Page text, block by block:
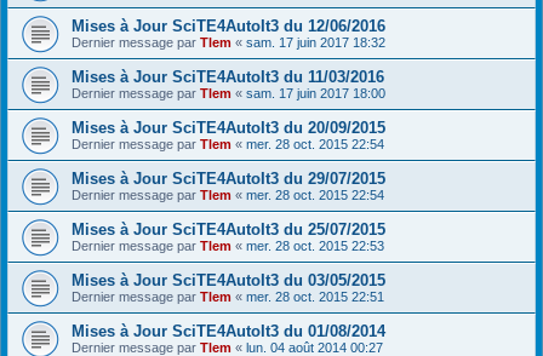
Mises à Jour SciTE4AutoIt3 du 12/06/2016
Dernier message par Tlem « sam. 17 juin 2017 18:32
Mises à Jour SciTE4AutoIt3 du 11/03/2016
Dernier message par Tlem « sam. 17 juin 2017 18:00
Mises à Jour SciTE4AutoIt3 du 20/09/2015
Dernier message par Tlem « mer. 28 oct. 2015 22:54
Mises à Jour SciTE4AutoIt3 du 29/07/2015
Dernier message par Tlem « mer. 28 oct. 2015 22:54
Mises à Jour SciTE4AutoIt3 du 25/07/2015
Dernier message par Tlem « mer. 28 oct. 2015 22:53
Mises à Jour SciTE4AutoIt3 du 03/05/2015
Dernier message par Tlem « mer. 28 oct. 2015 22:51
Mises à Jour SciTE4AutoIt3 du 01/08/2014
Dernier message par Tlem « lun. 04 août 2014 00:27